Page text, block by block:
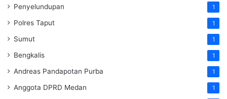
Penyelundupan 1
Polres Taput 1
Sumut 1
Bengkalis 1
Andreas Pandapotan Purba 1
Anggota DPRD Medan 1